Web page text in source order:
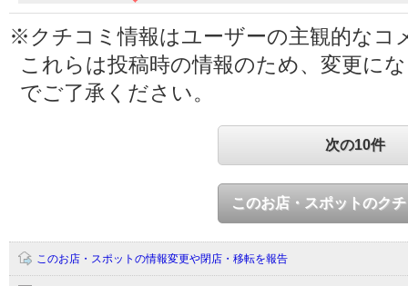
※クチコミ情報はユーザーの主観的なコ
これらは投稿時の情報のため、変更に
でご了承ください。
次の10件
このお店・スポットのク
このお店・スポットの情報変更や閉店・移転を報告